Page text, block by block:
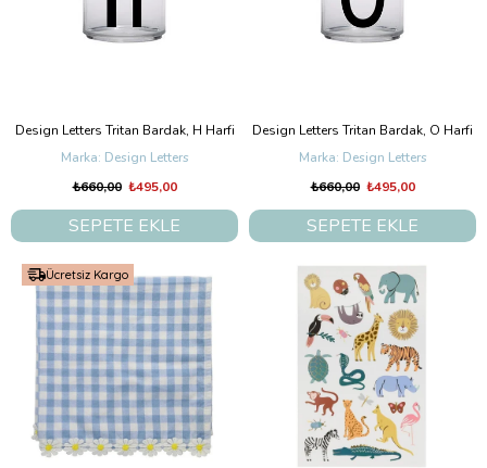
Design Letters Tritan Bardak, H Harfi
Design Letters
₺495,00
₺660,00
SEPETE EKLE
Design Letters Tritan Bardak, O Harfi
Design Letters
₺495,00
₺660,00
SEPETE EKLE
Ücretsiz Kargo